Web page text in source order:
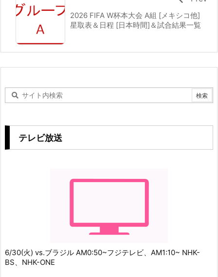
2026 FIFA W杯本大会 A組 [メキシコ他]
星取表＆日程 [日本時間]＆試合結果一覧
テレビ放送
6/30(火) vs.ブラジル AM0:50~フジテレビ、AM1:10~ NHK-
BS、NHK-ONE